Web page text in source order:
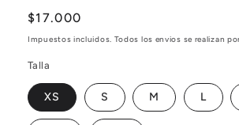
Precio
habitual
$17.000
Impuestos incluidos. Todos los envios se realizan
Talla
XS S M L